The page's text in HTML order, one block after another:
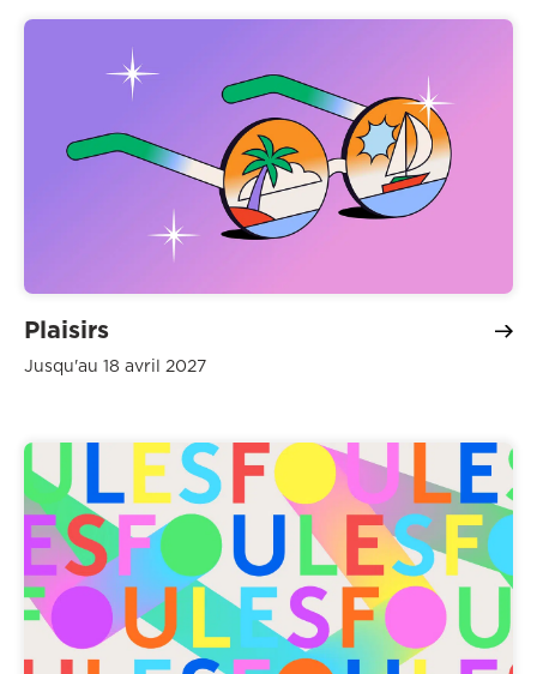
Plaisirs
Jusqu'au 18 avril 2027